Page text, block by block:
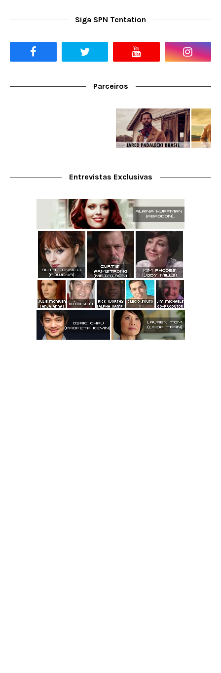
Siga SPN Tentation
Parceiros
Entrevistas Exclusivas